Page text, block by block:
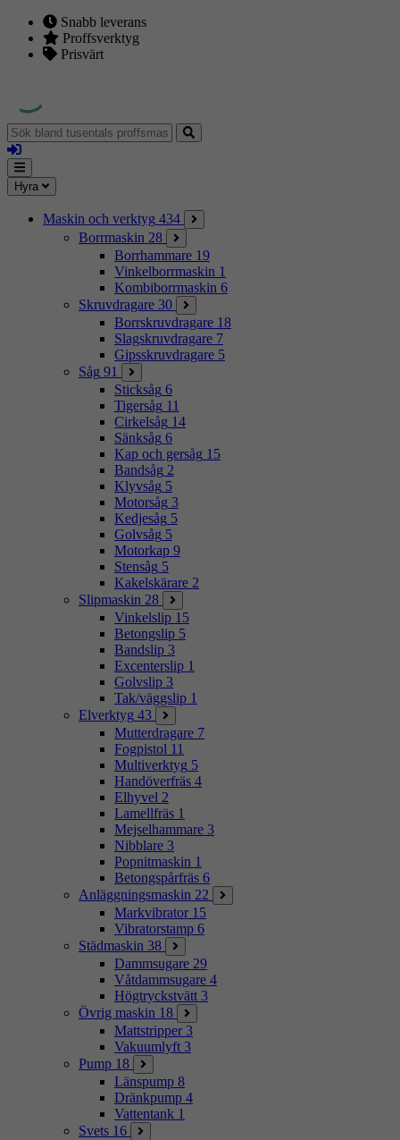
Snabb leverans
Proffsverktyg
Prisvärt
Sök
bland
tusentals
proffsmaskiner
Logga
in
Mina
sidor
Meny
Hyra
Maskin och verktyg 434
Borrmaskin 28
Borrhammare 19
Vinkelborrmaskin 1
Kombiborrmaskin 6
Skruvdragare 30
Borrskruvdragare 18
Slagskruvdragare 7
Gipsskruvdragare 5
Såg 91
Sticksåg 6
Tigersåg 11
Cirkelsåg 14
Sänksåg 6
Kap och gersåg 15
Bandsåg 2
Klyvsåg 5
Motorsåg 3
Kedjesåg 5
Golvsåg 5
Motorkap 9
Stensåg 5
Kakelskärare 2
Slipmaskin 28
Vinkelslip 15
Betongslip 5
Bandslip 3
Excenterslip 1
Golvslip 3
Tak/väggslip 1
Elverktyg 43
Mutterdragare 7
Fogpistol 11
Multiverktyg 5
Handöverfräs 4
Elhyvel 2
Lamellfräs 1
Mejselhammare 3
Nibblare 3
Popnitmaskin 1
Betongspårfräs 6
Anläggningsmaskin 22
Markvibrator 15
Vibratorstamp 6
Städmaskin 38
Dammsugare 29
Våtdammsugare 4
Högtryckstvätt 3
Övrig maskin 18
Mattstripper 3
Vakuumlyft 3
Pump 18
Länspump 8
Dränkpump 4
Vattentank 1
Svets 16